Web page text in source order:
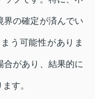
界の確定が済んでい
う可能性がありま
があり、結果的に
す。